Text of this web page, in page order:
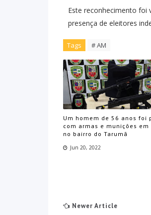
Este reconhecimento foi
presença de eleitores
Tags # AM
Um homem de 56 anos foi
com armas e munições em
no bairro do Tarumã
Jun 20, 2022
Newer Article